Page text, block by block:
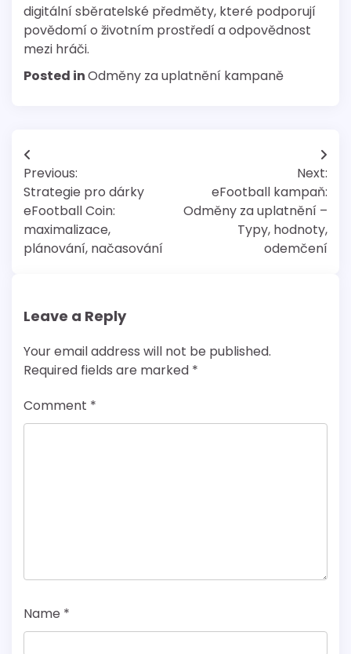
digitální sběratelské předměty, které podporují
povědomí o životním prostředí a odpovědnost
mezi hráči.
Posted inOdměny za uplatnění kampaně
Post
navigation
Previous:
Strategie pro dárky
eFootball Coin:
maximalizace,
plánování, načasování
Next:
eFootball kampaň:
Odměny za uplatnění –
Typy, hodnoty,
odemčení
Leave a Reply
Your email address will not be published.
Required fields are marked *
Comment *
Name *